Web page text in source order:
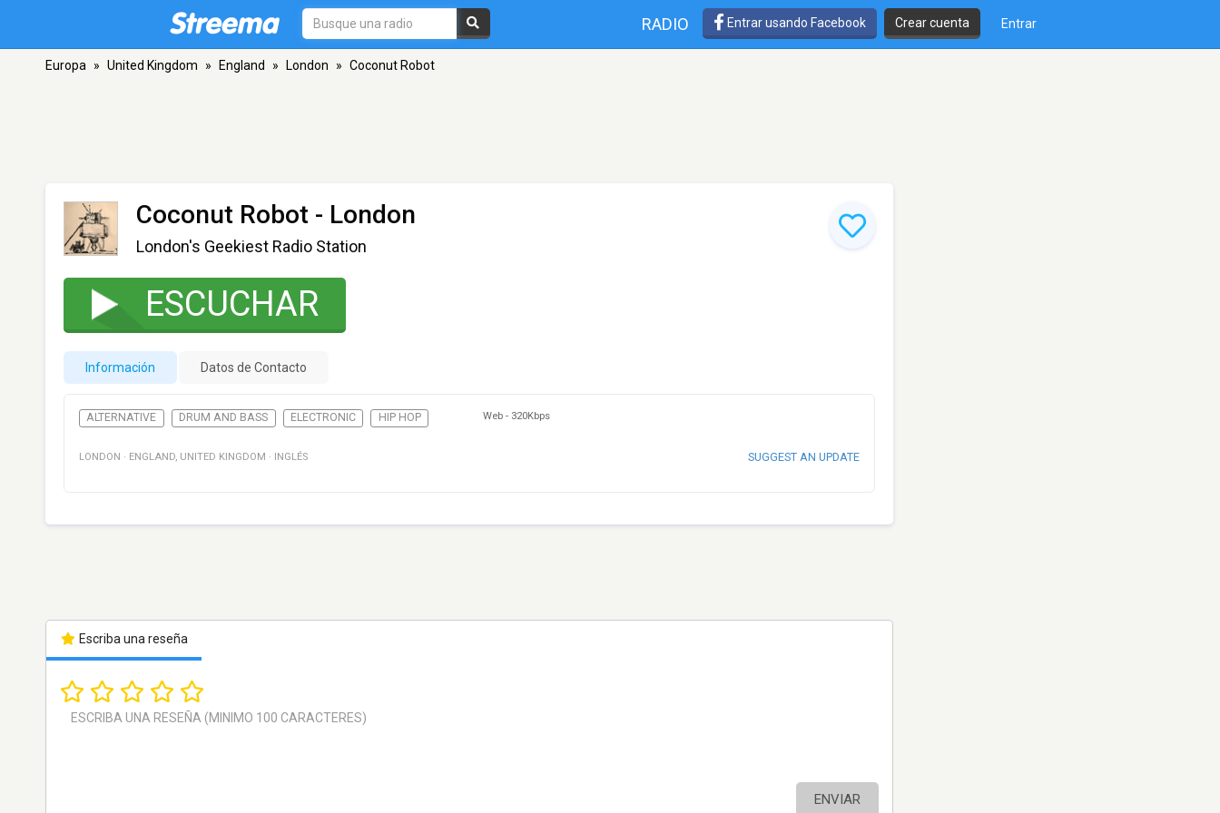
RADIO Entrar usando Facebook Crear cuenta Entrar
Europa » United Kingdom » England » London » Coconut Robot
Coconut Robot - London
London's Geekiest Radio Station
ESCUCHAR
Información Datos de Contacto
ALTERNATIVE DRUM AND BASS ELECTRONIC HIP HOP Web - 320Kbps
LONDON · ENGLAND, UNITED KINGDOM · INGLÉS SUGGEST AN UPDATE
Escriba una reseña
ENVIAR